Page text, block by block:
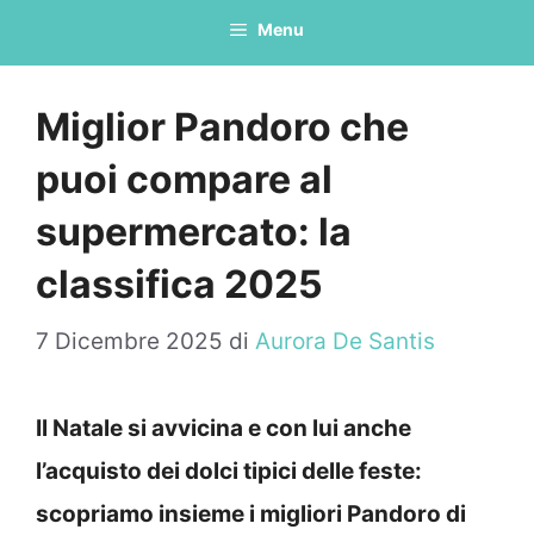
Menu
Miglior Pandoro che
puoi compare al
supermercato: la
classifica 2025
7 Dicembre 2025 di Aurora De Santis
Il Natale si avvicina e con lui anche
l’acquisto dei dolci tipici delle feste:
scopriamo insieme i migliori Pandoro di